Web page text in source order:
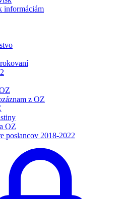
informáciám
z OZ
OZ
poslancov 2018-2022